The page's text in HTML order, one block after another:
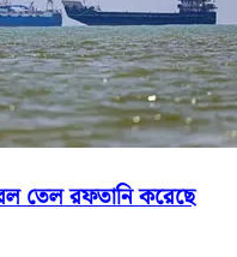
তেল রফতানি করেছে